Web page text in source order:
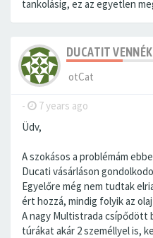
tankolásig, ez az egyetlen
DUCATIT
otCat
- 7 years ago
Üdv,
A szokásos a problémám
Ducati vásárláson
Egyelőre még nem tudtak
ért hozzá, mindig folyik az
A nagy Multistrada csípődött
túrákat akár 2 személlyel is,